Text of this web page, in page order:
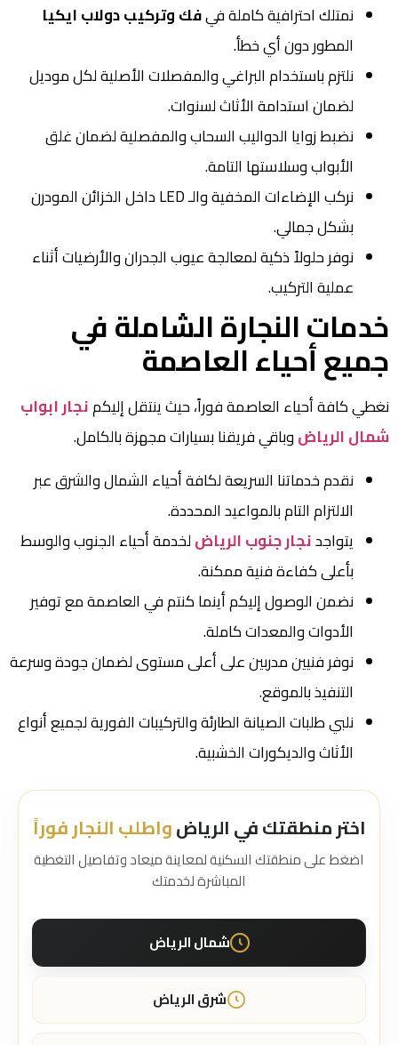
نمتلك احترافية كاملة فيفك وتركيب دولاب ايكيا
المطور دون أي خطأ.
نلتزم باستخدام البراغي والمفصلات الأصلية لكل موديل
لضمان استدامة الأثاث لسنوات.
نضبط زوايا الدواليب السحاب والمفصلية لضمان غلق
الأبواب وسلاستها التامة.
نركب الإضاءات المخفية والـ LED داخل الخزائن المودرن
بشكل جمالي.
نوفر حلولاً ذكية لمعالجة عيوب الجدران والأرضيات أثناء
عملية التركيب.
خدمات النجارة الشاملة في
جميع أحياء العاصمة
نغطي كافة أحياء العاصمة فوراً، حيث ينتقل إليكمنجار ابواب
شمال الرياضوباقي فريقنا بسيارات مجهزة بالكامل.
نقدم خدماتنا السريعة لكافة أحياء الشمال والشرق عبر
الالتزام التام بالمواعيد المحددة.
يتواجدنجار جنوب الرياضلخدمة أحياء الجنوب والوسط
بأعلى كفاءة فنية ممكنة.
نضمن الوصول إليكم أينما كنتم في العاصمة مع توفير
الأدوات والمعدات كاملة.
نوفر فنيين مدربين على أعلى مستوى لضمان جودة وسرعة
التنفيذ بالموقع.
نلبي طلبات الصيانة الطارئة والتركيبات الفورية لجميع أنواع
الأثاث والديكورات الخشبية.
اختر منطقتك في الرياضواطلب النجار فوراً
اضغط على منطقتك السكنية لمعاينة ميعاد وتفاصيل التغطية
المباشرة لخدمتك
شمال الرياض
شرق الرياض